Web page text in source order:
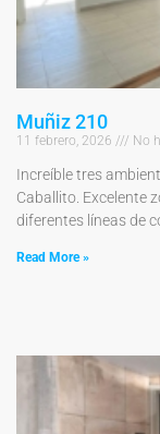
Muñiz 210
11 febrero, 2026 No
Increíble tres
Caballito. Excelente
diferentes líneas de
Read More »